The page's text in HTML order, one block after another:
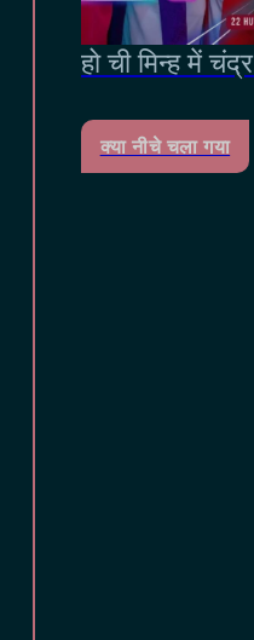
हो ची मिन्ह में चंद्र
क्या नीचे चला गया